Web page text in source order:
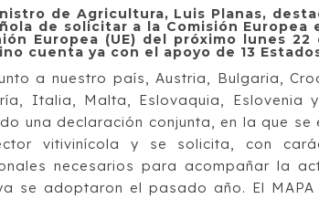
de Agricultura, Luis Planas,
de solicitar a la Comisión
Europea (UE) del próximo lunes
cuenta ya con el apoyo de 13
a nuestro país, Austria, Bulgaria,
Italia, Malta, Eslovaquia, Eslovenia
una declaración conjunta, en la que
vitivinícola y se solicita, con
necesarios para acompañar la
se adoptaron el pasado año. El